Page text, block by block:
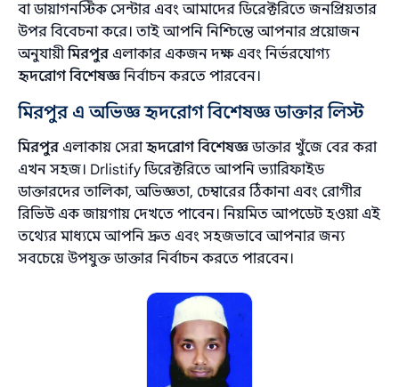
বা ডায়াগনস্টিক সেন্টার এবং আমাদের ডিরেক্টরিতে জনপ্রিয়তার
‍উপর বিবেচনা করে। তাই আপনি নিশ্চিন্তে আপনার প্রয়োজন
অনুযায়ীমিরপুর এলাকার একজন দক্ষ এবং নির্ভরযোগ্য
হৃদরোগ বিশেষজ্ঞনির্বাচন করতে পারবেন।
মিরপুর এ অভিজ্ঞ হৃদরোগ বিশেষজ্ঞ ডাক্তার লিস্ট
মিরপুর এলাকায় সেরাহৃদরোগ বিশেষজ্ঞডাক্তার খুঁজে বের করা
এখন সহজ। Drlistify ডিরেক্টরিতে আপনি ভ্যারিফাইড
ডাক্তারদের তালিকা, অভিজ্ঞতা, চেম্বারের ঠিকানা এবং রোগীর
রিভিউ এক জায়গায় দেখতে পাবেন। নিয়মিত আপডেট হওয়া এই
তথ্যের মাধ্যমে আপনি দ্রুত এবং সহজভাবে আপনার জন্য
সবচেয়ে উপযুক্ত ডাক্তার নির্বাচন করতে পারবেন।